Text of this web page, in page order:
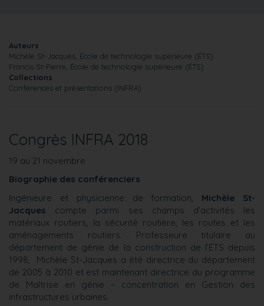
Auteurs
Michèle St-Jacques, École de technologie supérieure (ÉTS)
Francis St-Pierre, École de technologie supérieure (ÉTS)
Collections
Conférences et présentations (INFRA)
Congrès INFRA 2018
19 au 21 novembre
Biographie des conférenciers
Ingénieure et physicienne de formation, Michèle St-
Jacques compte parmi ses champs d’activités les
matériaux routiers, la sécurité routière, les routes et les
aménagements routiers. Professeure titulaire au
département de génie de la construction de l’ÉTS depuis
1998, Michèle St-Jacques a été directrice du département
de 2005 à 2010 et est maintenant directrice du programme
de Maîtrise en génie – concentration en Gestion des
infrastructures urbaines.